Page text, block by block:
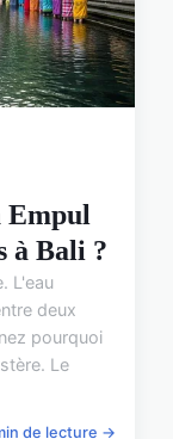
Empul
à Bali ?
L'eau
deux
pourquoi
Le
de lecture →